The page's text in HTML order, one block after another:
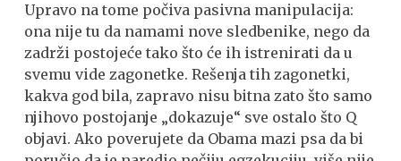
Upravo na tome počiva pasivna manipulacija:
ona nije tu da namami nove sledbenike, nego da
zadrži postojeće tako što će ih istrenirati da u
svemu vide zagonetke. Rešenja tih zagonetki,
kakva god bila, zapravo nisu bitna zato što samo
njihovo postojanje „dokazuje“ sve ostalo što Q
objavi. Ako poverujete da Obama mazi psa da bi